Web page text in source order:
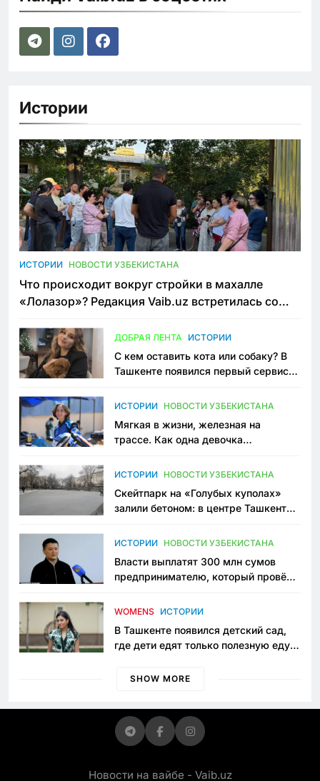
Истории
ИСТОРИИ НОВОСТИ УЗБЕКИСТАНА
Что происходит вокруг стройки в махалле
«Лолазор»? Редакция Vaib.uz встретилась со
ДОБРАЯ ЛЕНТА ИСТОРИИ
С кем оставить кота или собаку? В
Ташкенте появился первый сервис
ИСТОРИИ НОВОСТИ УЗБЕКИСТАНА
Мягкая в жизни, железная на
трассе. Как одна девочка
Узбекистане
ИСТОРИИ НОВОСТИ УЗБЕКИСТАНА
Скейтпарк на «Голубых куполах»
залили бетоном: в центре Ташкента
пространство
ИСТОРИИ НОВОСТИ УЗБЕКИСТАНА
Власти выплатят 300 млн сумов
предпринимателю, который провёл
приговору
WOMENS ИСТОРИИ
В Ташкенте появился детский сад,
где дети едят только полезную еду.
просить «кашу без сахара»
SHOW MORE
Новости на вайбе - Vaib.uz